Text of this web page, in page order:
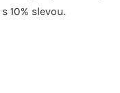
10% slevou.